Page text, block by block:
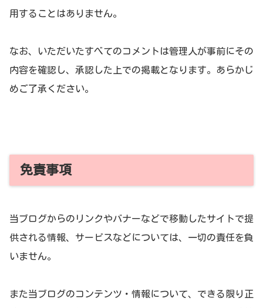
用することはありません。
なお、いただいたすべてのコメントは管理人が事前にその
内容を確認し、承認した上での掲載となります。あらかじ
めご了承ください。
免責事項
当ブログからのリンクやバナーなどで移動したサイトで提
供される情報、サービスなどについては、一切の責任を負
いません。
また当ブログのコンテンツ・情報について、できる限り正